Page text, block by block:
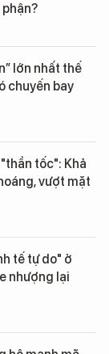
lớn nhất thế
chuyến bay
tốc": Khả
vượt mặt
tế tự do" ở
nhượng lại